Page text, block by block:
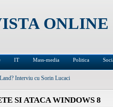
ONLINE
IT Mass-media Politica
Interviu cu Sorin Lucaci
SI ATACA WINDOWS 8